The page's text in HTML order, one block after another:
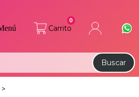
Carrito
0
Buscar